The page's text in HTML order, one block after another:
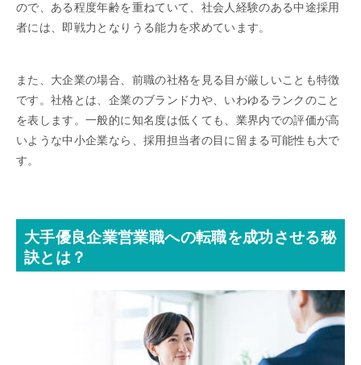
ので、ある程度年齢を重ねていて、社会人経験のある中途採用
者には、即戦力となりうる能力を求めています。
また、大企業の場合、前職の社格を見る目が厳しいことも特徴
です。社格とは、企業のブランド力や、いわゆるランクのこと
を表します。一般的に知名度は低くても、業界内での評価が高
いような中小企業なら、採用担当者の目に留まる可能性も大で
す。
大手優良企業営業職への転職を成功させる秘
訣とは？